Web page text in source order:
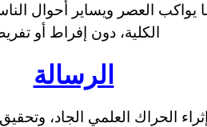
يواكب العصر ويساير أحوال
الكلية، دون إفراط أو
الرسالة
الحراك العلمي الجاد،